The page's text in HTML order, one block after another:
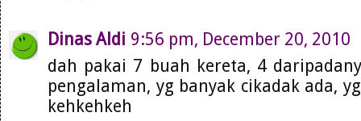
Dinas Aldi 9:56 pm, December 20, 2010
dah pakai 7 buah kereta, 4
pengalaman, yg banyak cikadak ada,
kehkehkeh